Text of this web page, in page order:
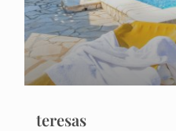
teresas